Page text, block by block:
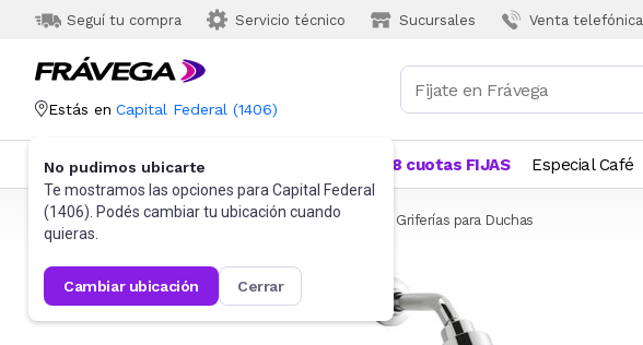
Seguí tu compra Servicio técnico Sucursales Venta telefónica
Estás en Capital Federal (1406)
No pudimos ubicarte
Te mostramos las opciones para Capital Federal
(1406). Podés cambiar tu ubicación cuando
quieras.
cambiar ubicación cerrar
Categorías Más Vendidos 18 cuotas FIJAS Especial Café
Frávega Herramientas y Construcción Griferías Griferías para Duchas